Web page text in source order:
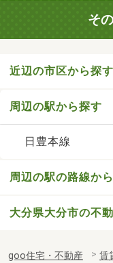
そ
近辺の市区から探す
周辺の駅から探す
日豊本線
周辺の駅の路線か
大分県大分市の不
goo住宅・不動産 賃